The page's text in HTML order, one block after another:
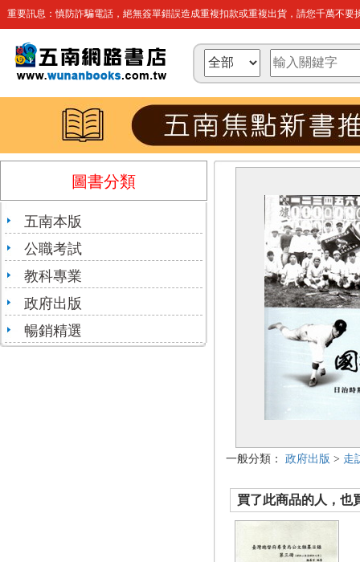
重要訊息：慎防詐騙電話，絕無簽單錯誤造成重複扣款或重複出貨，請您千萬不要
圖書分類
五南本版
公職考試
教科專業
政府出版
暢銷精選
一般分類： 政府出版 > 走
買了此商品的人，也